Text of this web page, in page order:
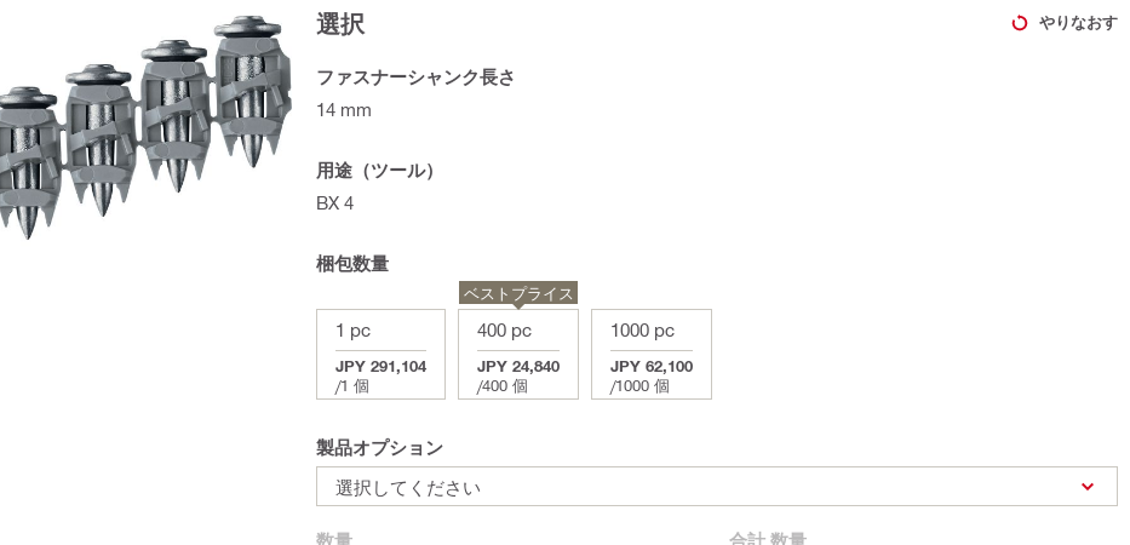
選択 やりなおす
ファスナーシャンク長さ
14 mm
用途（ツール）
BX 4
梱包数量
1 pc
JPY 291,104
/1 個
400 pc
JPY 24,840
/400 個
ベストプライス
1000 pc
JPY 62,100
/1000 個
製品オプション
選択してください
数量
合計 数量